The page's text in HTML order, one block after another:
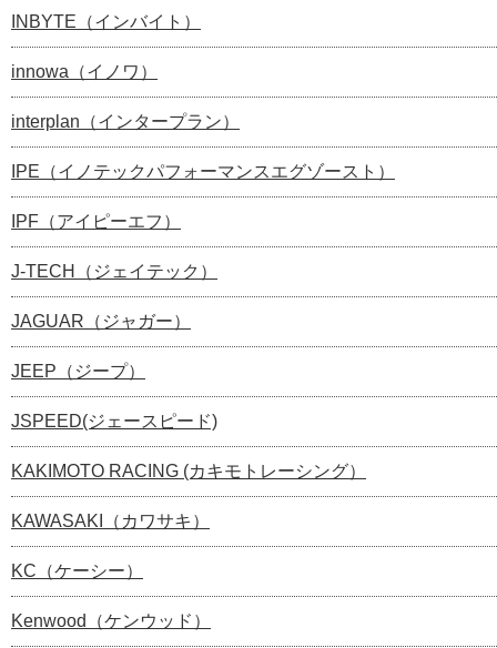
INBYTE（インバイト）
innowa（イノワ）
interplan（インタープラン）
IPE（イノテックパフォーマンスエグゾースト）
IPF（アイピーエフ）
J-TECH（ジェイテック）
JAGUAR（ジャガー）
JEEP（ジープ）
JSPEED(ジェースピード)
KAKIMOTO RACING (カキモトレーシング）
KAWASAKI（カワサキ）
KC（ケーシー）
Kenwood（ケンウッド）